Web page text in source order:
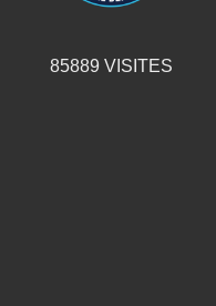
85889 VISITES